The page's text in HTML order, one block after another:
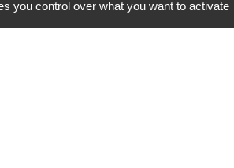
you control over what you want to activate